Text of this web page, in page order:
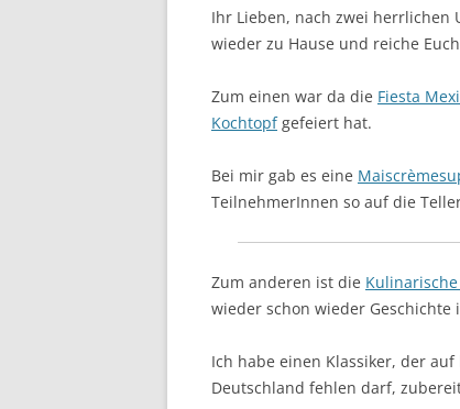
Ihr Lieben, nach zwei herrlichen
wieder zu Hause und reiche
Zum einen war da die Fiesta
Kochtopfgefeiert hat.
Bei mir gab es eine
TeilnehmerInnen so auf die
Zum anderen ist die
wieder schon wieder Geschichte
Ich habe einen Klassiker, der
Deutschland fehlen darf,